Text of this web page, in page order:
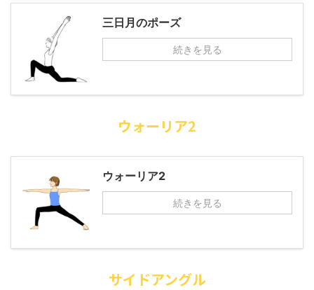
三日月のポーズ
続きを見る
ウォーリア2
ウォーリア2
続きを見る
サイドアングル